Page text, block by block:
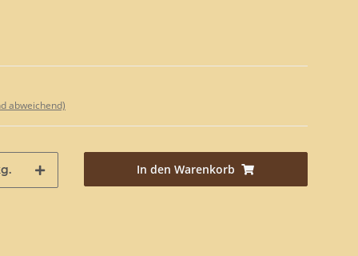
abweichend)
In den Warenkorb